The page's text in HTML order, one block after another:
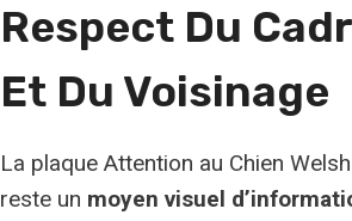
Respect Du
Et Du Voisinage
La plaque Attention au Chien
reste un moyen visuel